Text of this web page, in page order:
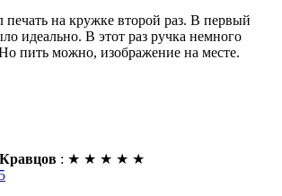
печать на кружке второй раз. В первый
идеально. В этот раз ручка немного
пить можно, изображение на месте.
: ★ ★ ★ ★ ★